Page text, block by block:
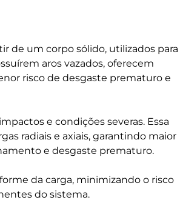
de um corpo sólido, utilizados para
aros vazados, oferecem
risco de desgaste prematuro e
e condições severas. Essa
radiais e axiais, garantindo maior
e desgaste prematuro.
da carga, minimizando o risco
do sistema.